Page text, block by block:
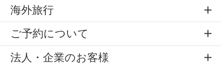
海外旅行
ご予約について
法人・企業のお客様